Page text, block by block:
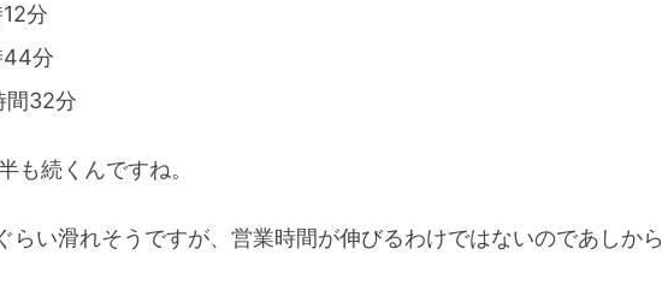
分
分
間32分
も続くんですね。
らい滑れそうですが、営業時間が伸びるわけではないのであしから